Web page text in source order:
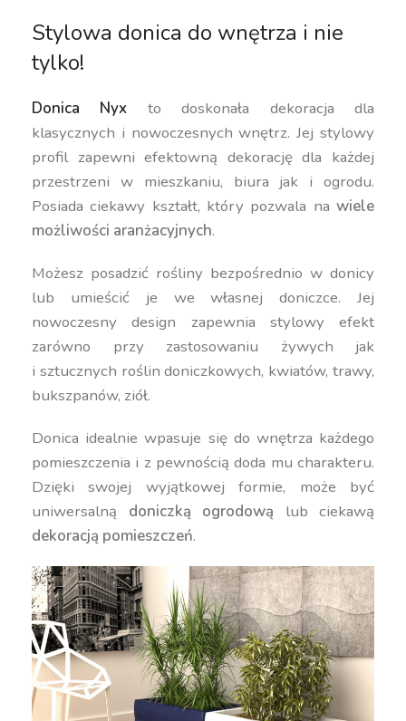
Stylowa donica do wnętrza i nie
tylko!
Donica Nyx to doskonała dekoracja dla
klasycznych i nowoczesnych wnętrz. Jej stylowy
profil zapewni efektowną dekorację dla każdej
przestrzeni w mieszkaniu, biura jak i ogrodu.
Posiada ciekawy kształt, który pozwala na wiele
możliwości aranżacyjnych.
Możesz posadzić rośliny bezpośrednio w donicy
lub umieścić je we własnej doniczce. Jej
nowoczesny design zapewnia stylowy efekt
zarówno przy zastosowaniu żywych jak
i sztucznych roślin doniczkowych, kwiatów, trawy,
bukszpanów, ziół.
Donica idealnie wpasuje się do wnętrza każdego
pomieszczenia i z pewnością doda mu charakteru.
Dzięki swojej wyjątkowej formie, może być
uniwersalną doniczką ogrodową lub ciekawą
dekoracją pomieszczeń.